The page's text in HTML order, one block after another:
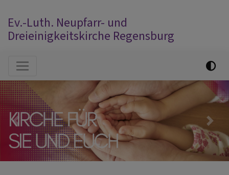
Ev.-Luth. Neupfarr- und
Dreieinigkeitskirche Regensburg
Hauptnavigation
Previous Next